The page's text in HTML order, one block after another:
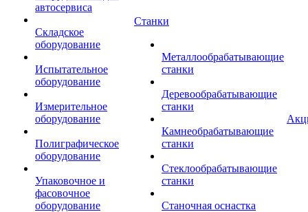
автосервиса
Складское
оборудование
Испытательное
оборудование
Измерительное
оборудование
Полиграфическое
оборудование
Упаковочное и
фасовочное
оборудование
Станки
Металлообрабатывающие
станки
Деревообрабатывающие
станки
Камнеобрабатывающие
станки
Стеклообрабатывающие
станки
Станочная оснастка